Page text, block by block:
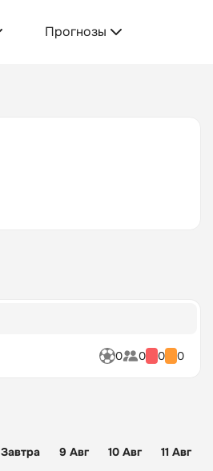
Прогнозы
0 0 0 0
Завтра 9 Авг 10 Авг 11 Авг